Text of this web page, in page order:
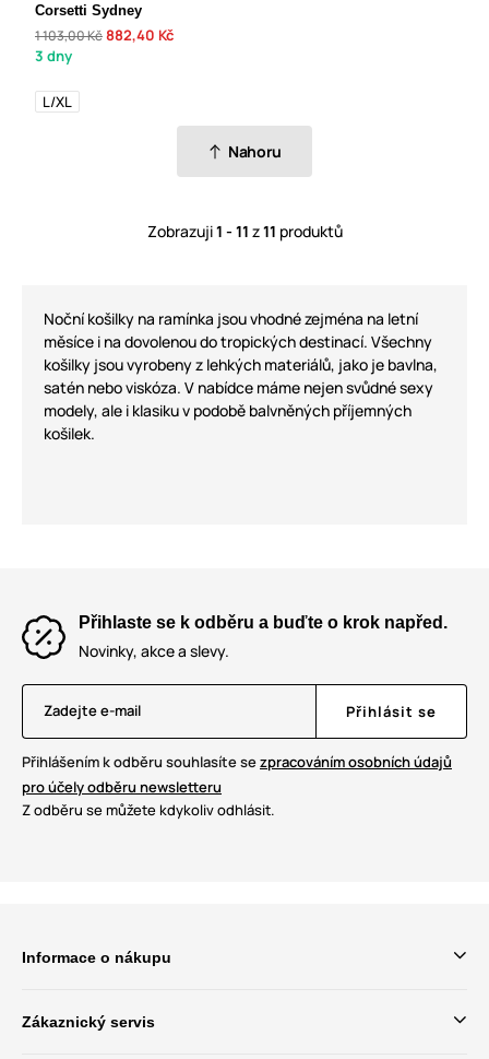
Corsetti Sydney
1 103,00 Kč882,40 Kč
3 dny
L/XL
Nahoru
Zobrazuji1 - 11 z11 produktů
Noční košilky na ramínka jsou vhodné zejména na letní
měsíce i na dovolenou do tropických destinací. Všechny
košilky jsou vyrobeny z lehkých materiálů, jako je bavlna,
satén nebo viskóza. V nabídce máme nejen svůdné sexy
modely, ale i klasiku v podobě balvněných příjemných
košilek.
Přihlaste se k odběru a buďte o krok napřed.
Novinky, akce a slevy.
Zadejte e-mail Přihlásit se
Přihlášením k odběru souhlasíte sezpracováním osobních údajů
pro účely odběru newsletteru
Z odběru se můžete kdykoliv odhlásit.
Informace o nákupu
Zákaznický servis